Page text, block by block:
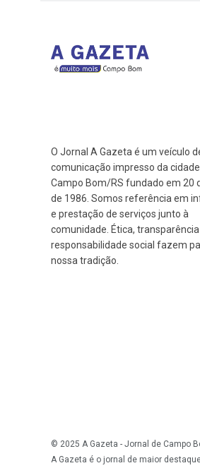
O Jornal A Gazeta é um veículo
comunicação impresso da
Campo Bom/RS fundado em 20
de 1986. Somos referência em
e prestação de serviços junto à
comunidade. Ética, transparência
responsabilidade social fazem
nossa tradição.
© 2025 A Gazeta - Jornal de Campo
A Gazeta é o jornal de maior